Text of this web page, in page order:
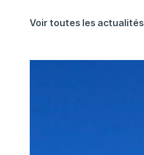
Voir toutes les actualités